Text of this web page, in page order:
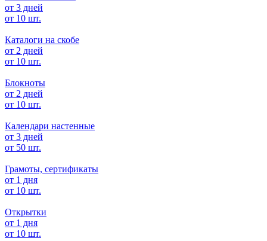
от 3 дней
от 10 шт.
Каталоги на скобе
от 2 дней
от 10 шт.
Блокноты
от 2 дней
от 10 шт.
Календари настенные
от 3 дней
от 50 шт.
Грамоты, сертификаты
от 1 дня
от 10 шт.
Открытки
от 1 дня
от 10 шт.